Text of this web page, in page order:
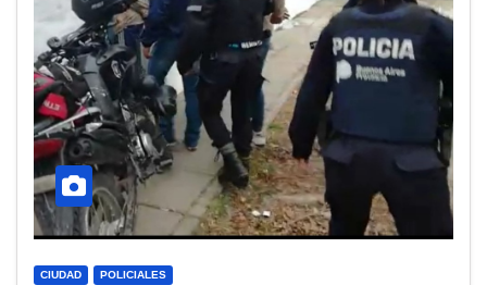
CIUDAD POLICIALES